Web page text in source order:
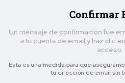
Confirmar
Un mensaje de confirmación fue
a tu cuenta de email y haz clic
acceso.
Esta es una medida para que
tu dirección de email sin